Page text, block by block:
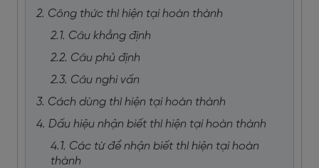
2. Công thức thì hiện tại hoàn thành
2.1. Câu khẳng định
2.2. Câu phủ định
2.3. Câu nghi vấn
3. Cách dùng thì hiện tại hoàn thành
4. Dấu hiệu nhận biết thì hiện tại hoàn thành
4.1. Các từ để nhận biết thì hiện tại hoàn
thành